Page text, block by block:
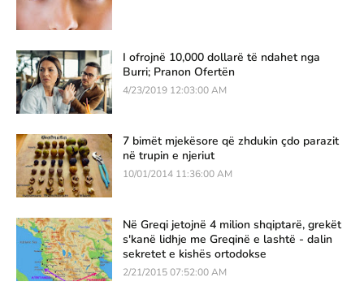
I ofrojnë 10,000 dollarë të ndahet nga
Burri; Pranon Ofertën
4/23/2019 12:03:00 AM
7 bimët mjekësore që zhdukin çdo parazit
në trupin e njeriut
10/01/2014 11:36:00 AM
Në Greqi jetojnë 4 milion shqiptarë, grekët
s'kanë lidhje me Greqinë e lashtë - dalin
sekretet e kishës ortodokse
2/21/2015 07:52:00 AM